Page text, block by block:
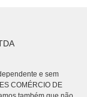
e sem
COMÉRCIO DE